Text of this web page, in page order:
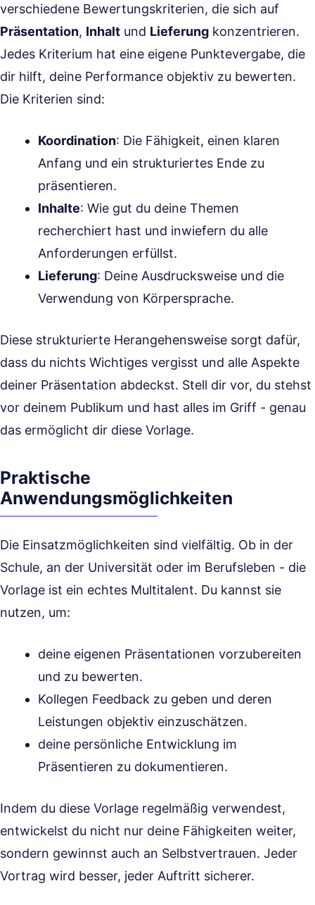
verschiedene Bewertungskriterien, die sich auf
Präsentation, Inhalt und Lieferung konzentrieren.
Jedes Kriterium hat eine eigene Punktevergabe, die
dir hilft, deine Performance objektiv zu bewerten.
Die Kriterien sind:
Koordination: Die Fähigkeit, einen klaren
Anfang und ein strukturiertes Ende zu
präsentieren.
Inhalte: Wie gut du deine Themen
recherchiert hast und inwiefern du alle
Anforderungen erfüllst.
Lieferung: Deine Ausdrucksweise und die
Verwendung von Körpersprache.
Diese strukturierte Herangehensweise sorgt dafür,
dass du nichts Wichtiges vergisst und alle Aspekte
deiner Präsentation abdeckst. Stell dir vor, du stehst
vor deinem Publikum und hast alles im Griff - genau
das ermöglicht dir diese Vorlage.
Praktische
Anwendungsmöglichkeiten
Die Einsatzmöglichkeiten sind vielfältig. Ob in der
Schule, an der Universität oder im Berufsleben - die
Vorlage ist ein echtes Multitalent. Du kannst sie
nutzen, um:
deine eigenen Präsentationen vorzubereiten
und zu bewerten.
Kollegen Feedback zu geben und deren
Leistungen objektiv einzuschätzen.
deine persönliche Entwicklung im
Präsentieren zu dokumentieren.
Indem du diese Vorlage regelmäßig verwendest,
entwickelst du nicht nur deine Fähigkeiten weiter,
sondern gewinnst auch an Selbstvertrauen. Jeder
Vortrag wird besser, jeder Auftritt sicherer.